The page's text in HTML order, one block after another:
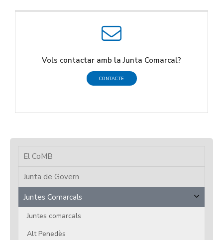
Vols contactar amb la Junta Comarcal?
CONTACTE
El CoMB
Junta de Govern
Juntes Comarcals
Juntes comarcals
Alt Penedès